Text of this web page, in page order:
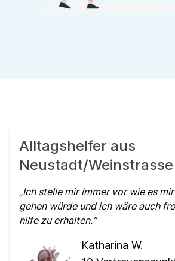
Alltagshelfer aus
Neustadt/Weinstrasse
Ich stelle mir immer vor wie es
gehen würde und ich wäre auch
hilfe zu erhalten.
Katharina W.